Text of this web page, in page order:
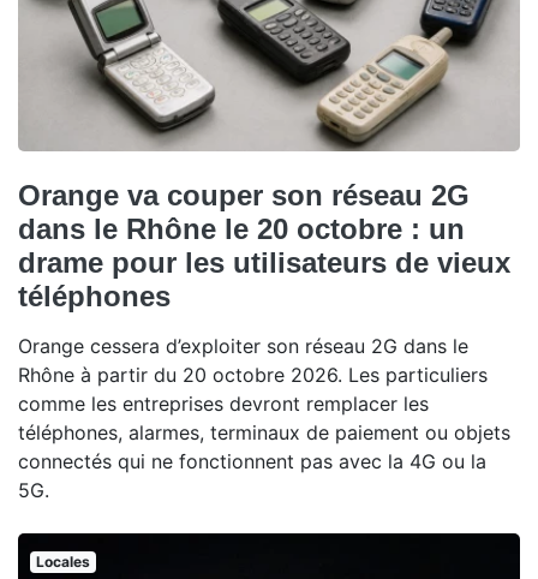
Orange va couper son réseau 2G
dans le Rhône le 20 octobre : un
drame pour les utilisateurs de vieux
téléphones
Orange cessera d’exploiter son réseau 2G dans le
Rhône à partir du 20 octobre 2026. Les particuliers
comme les entreprises devront remplacer les
téléphones, alarmes, terminaux de paiement ou objets
connectés qui ne fonctionnent pas avec la 4G ou la
5G.
Locales